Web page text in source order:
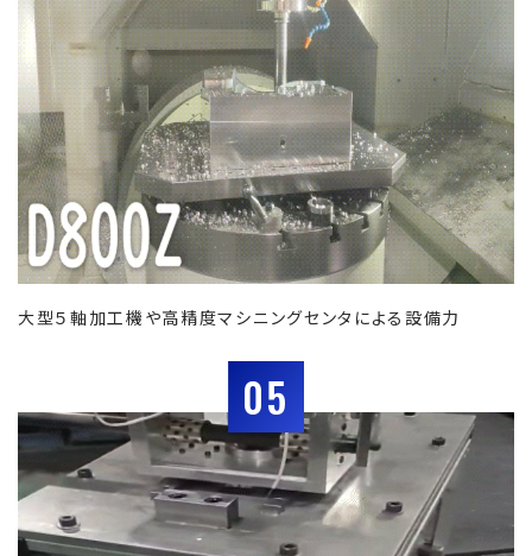
大型５軸加工機や高精度マシニングセンタによる設備力
05